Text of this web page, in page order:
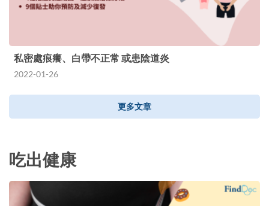
私密處痕癢、白帶不正常 或患陰道炎
2022-01-26
更多文章
吃出健康